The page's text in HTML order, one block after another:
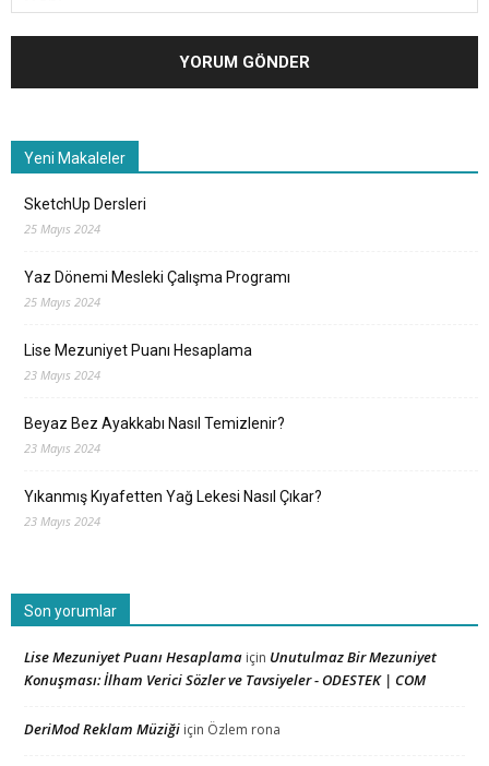
Yeni Makaleler
SketchUp Dersleri
25 Mayıs 2024
Yaz Dönemi Mesleki Çalışma Programı
25 Mayıs 2024
Lise Mezuniyet Puanı Hesaplama
23 Mayıs 2024
Beyaz Bez Ayakkabı Nasıl Temizlenir?
23 Mayıs 2024
Yıkanmış Kıyafetten Yağ Lekesi Nasıl Çıkar?
23 Mayıs 2024
Son yorumlar
Lise Mezuniyet Puanı Hesaplama için Unutulmaz Bir Mezuniyet
Konuşması: İlham Verici Sözler ve Tavsiyeler - ODESTEK | COM
DeriMod Reklam Müziği için Özlem rona